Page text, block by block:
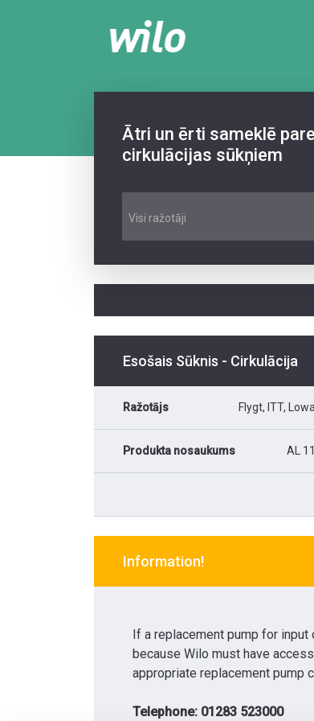
Ātri un ērti sameklē
cirkulācijas sūkņiem
Visi ražotāji
Esošais Sūknis - Cirkulācija
Ražotājs Flygt, ITT,
Produkta nosaukums AL
Information!
If a replacement pump for
because Wilo must have
appropriate replacement pump
Telephone: 01283 523000